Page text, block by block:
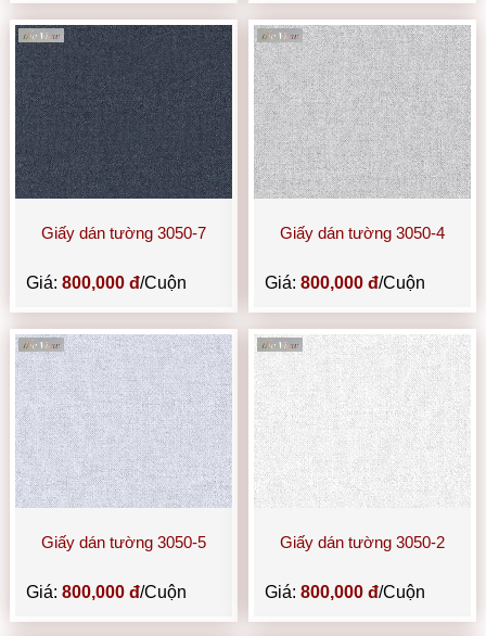
Giấy dán tường 3050-7
Giá:800,000 đ/Cuộn
Giấy dán tường 3050-4
Giá: 800,000 đ/Cuộn
Giấy dán tường 3050-5
Giá:800,000 đ/Cuộn
Giấy dán tường 3050-2
Giá: 800,000 đ/Cuộn